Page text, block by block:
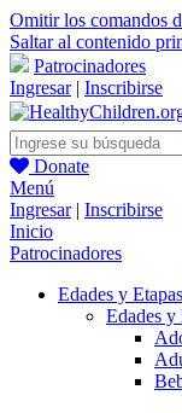
Omitir los comandos
Saltar al contenido
Patrocinadores
Ingresar| Inscribirse
Donate
Menú
Ingresar| Inscribirse
Inicio
Patrocinadores
Edades y Etapas
Edades y